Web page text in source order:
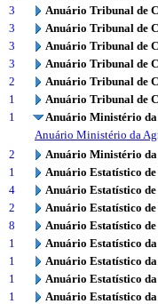
3
Anuário Tribunal de
3
Anuário Tribunal de
3
Anuário Tribunal de
3
Anuário Tribunal de
2
Anuário Tribunal de
1
Anuário Tribunal de
1
Anuário Ministério da
Anuário Ministério da
2
Anuário Ministério
1
Anuário Estatístico
4
Anuário Estatístico
2
Anuário Estatístico
8
Anuário Estatístico
1
Anuário Estatístico
1
Anuário Estatístico da
1
Anuário Estatístico
1
Anuário Estatístico